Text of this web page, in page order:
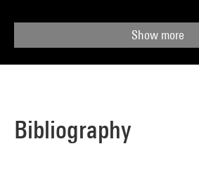
Show more
Bibliography